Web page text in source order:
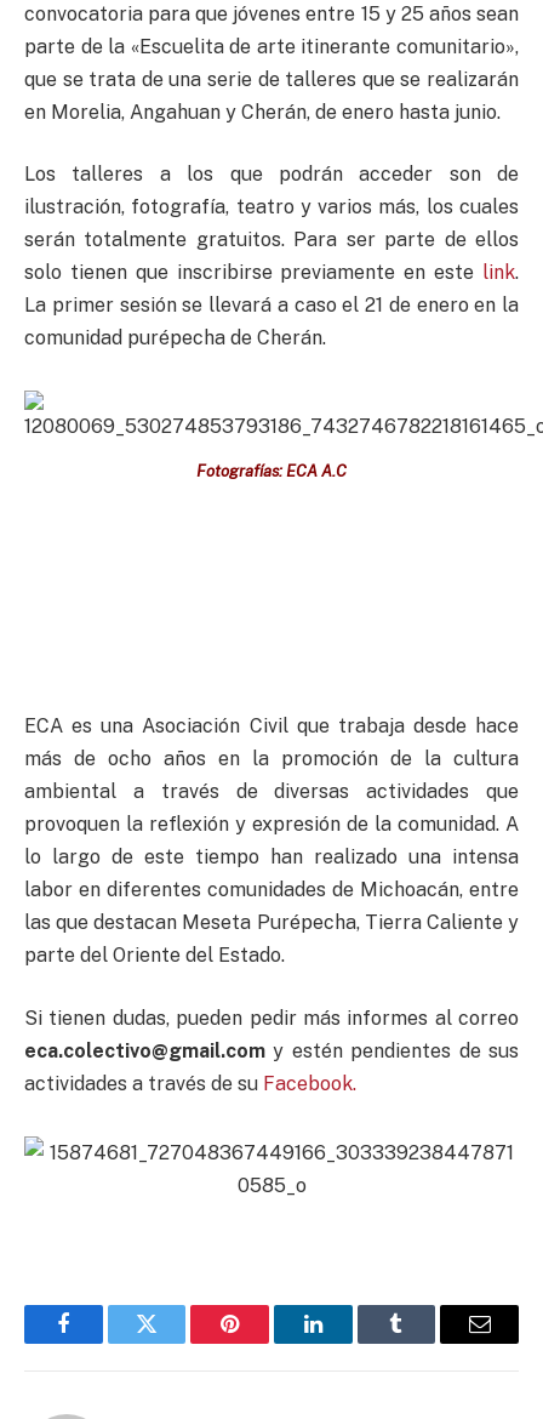
convocatoria para que jóvenes entre 15 y 25 años sean
parte de la «Escuelita de arte itinerante comunitario»,
que se trata de una serie de talleres que se realizarán
en Morelia, Angahuan y Cherán, de enero hasta junio.
Los talleres a los que podrán acceder son de
ilustración, fotografía, teatro y varios más, los cuales
serán totalmente gratuitos. Para ser parte de ellos
solo tienen que inscribirse previamente en este link.
La primer sesión se llevará a caso el 21 de enero en la
comunidad purépecha de Cherán.
Fotografías: ECA A.C
ECA es una Asociación Civil que trabaja desde hace
más de ocho años en la promoción de la cultura
ambiental a través de diversas actividades que
provoquen la reflexión y expresión de la comunidad. A
lo largo de este tiempo han realizado una intensa
labor en diferentes comunidades de Michoacán, entre
las que destacan Meseta Purépecha, Tierra Caliente y
parte del Oriente del Estado.
Si tienen dudas, pueden pedir más informes al correo
eca.colectivo@gmail.com y estén pendientes de sus
actividades a través de su Facebook.
FacebookTwitter Pinterest LinkedInTumblr Email